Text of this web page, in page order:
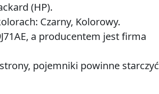
(HP).
Czarny, Kolorowy.
a producentem jest firma
pojemniki powinne starczyć